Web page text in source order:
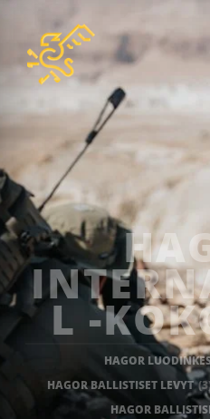
L -
HAGOR
HAGOR BALLISTISET LEVYT
HAGOR